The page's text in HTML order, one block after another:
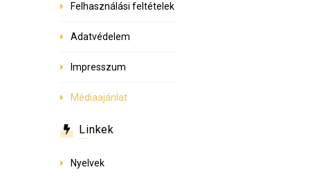
Felhasználási feltételek
Adatvédelem
Impresszum
Médiaajánlat
Linkek
Nyelvek